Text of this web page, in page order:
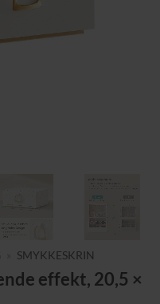
SMYKKESKRIN
effekt, 20,5 ×